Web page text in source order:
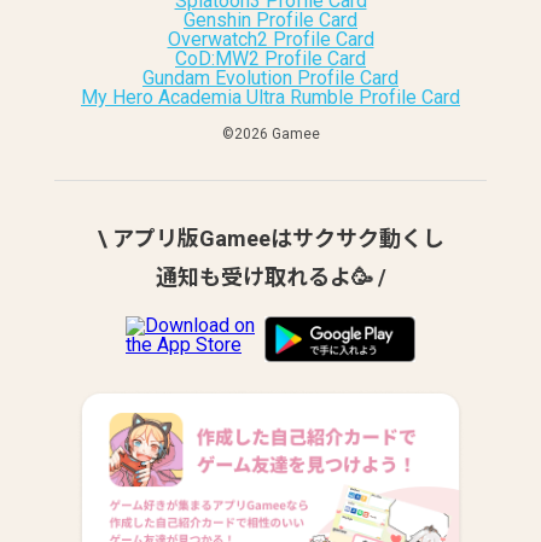
Genshin Profile Card
Overwatch2 Profile Card
CoD:MW2 Profile Card
Gundam Evolution Profile Card
My Hero Academia Ultra Rumble Profile Card
©︎2026 Gamee
\ アプリ版Gameeはサクサク動くし
通知も受け取れるよ🥳 /